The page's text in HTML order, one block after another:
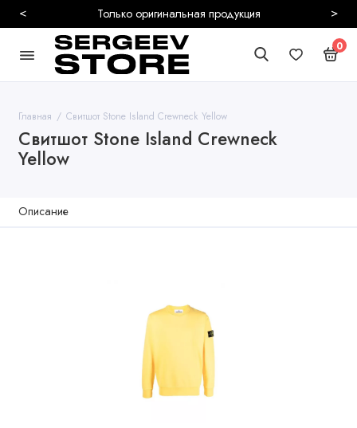
Только оригинальная продукция
< >
0
Главная Свитшот Stone Island Crewneck Yellow
Свитшот Stone Island Crewneck
Yellow
Описание